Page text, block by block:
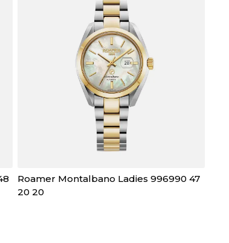
Roamer Montalbano Ladies 996990 47
20 20